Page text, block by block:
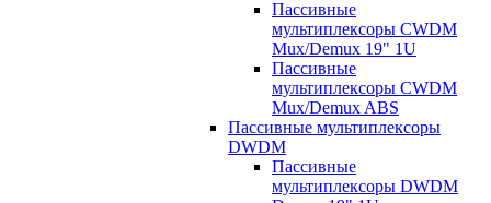
Пассивные
мультиплексоры CWDM
Mux/Demux 19" 1U
Пассивные
мультиплексоры CWDM
Mux/Demux ABS
Пассивные мультиплексоры
DWDM
Пассивные
мультиплексоры DWDM